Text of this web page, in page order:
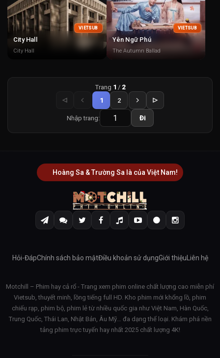
VIETSUB
City Hall
City Hall
VIETSUB
Yên Ngữ Phú
The Autumn Ballad
Trang 1 / 2
1
2
Nhập trang: Đi
Hoàng Sa & Trường Sa là của Việt Nam!
Hỏi-ĐápChính sách bảo mậtĐiều khoản sử dụngGiới thiệuLiên hệ
Motchill – Phim hay cả rổ - Trang xem phim online chất lượng cao miễn phí
Vietsub, thuyết minh, lồng tiếng full HD. Kho phim mới khổng lồ, phim
chiếu rạp, phim bộ, phim lẻ từ nhiều quốc gia như Việt Nam, Hàn Quốc,
Trung Quốc, Thái Lan, Nhật Bản, Âu Mỹ… đa dạng thể loại. Khám phá nền
tảng phim trực tuyến hay nhất 2025 chất lượng 4K!